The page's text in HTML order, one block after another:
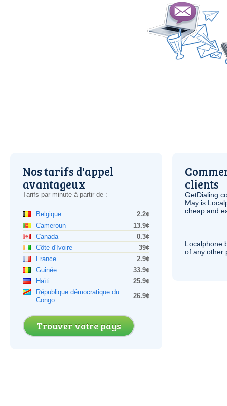
Nos tarifs d'appel
avantageux
Tarifs par minute à partir de :
Belgique
2.2¢
Cameroun
13.9¢
Canada
0.3¢
Côte d'Ivoire
39¢
France
2.9¢
Guinée
33.9¢
Haïti
25.9¢
République démocratique du
Congo
26.9¢
Trouver votre pays
clients
May is
cheap and
Localphone
of any other